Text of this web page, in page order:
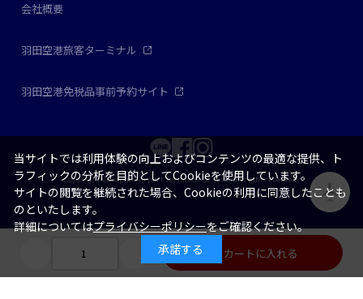
カートに入れる
会社概要
羽田空港旅客ターミナル
羽田空港免税品事前予約サイト
Copyright © Japan Airport Terminal Co., Ltd. all right reserved.
当サイトでは利用体験の向上およびコンテンツの最適な提供、ト
ラフィックの分析を目的としてCookieを使用しています。
サイトの閲覧を継続された場合、Cookieの利用に同意したことも
のといたします。
詳細についてはプライバシーポリシーをご確認ください。
承諾する